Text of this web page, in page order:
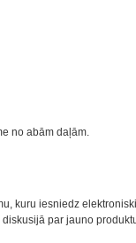
no abām daļām.
kuru iesniedz
par jauno